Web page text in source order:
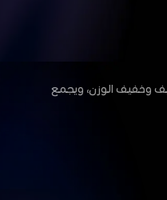
وخفيف الوزن، ويجمع